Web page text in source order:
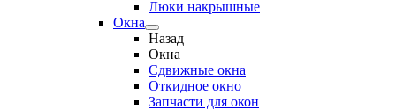
Люки накрышные
Окна
Назад
Окна
Сдвижные окна
Откидное окно
Запчасти для окон